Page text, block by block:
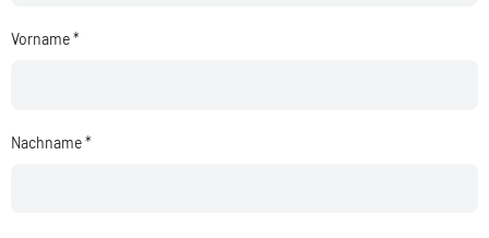
Vorname *
Nachname *